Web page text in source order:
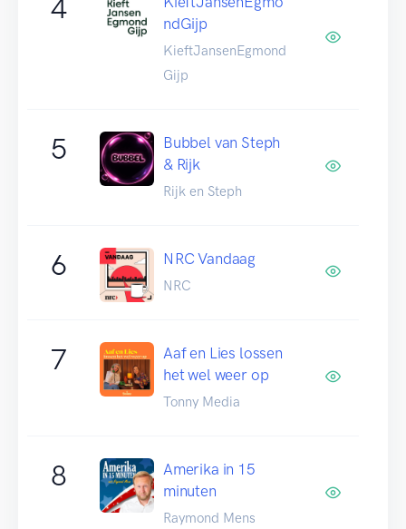
4
ndGijp
KieftJansenEgmond
Gijp
5
Bubbel van Steph
& Rijk
Rijk en Steph
6 NRC Vandaag
NRC
7
Aaf en Lies lossen
het wel weer op
Tonny Media
8
Amerika in 15
minuten
Raymond Mens